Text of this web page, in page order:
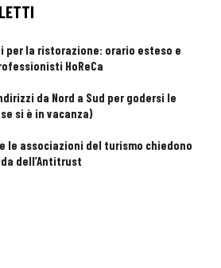
per la ristorazione: orario esteso e
HoReCa
da Nord a Sud per godersi le
si è in vacanza)
le associazioni del turismo chiedono
dell’Antitrust